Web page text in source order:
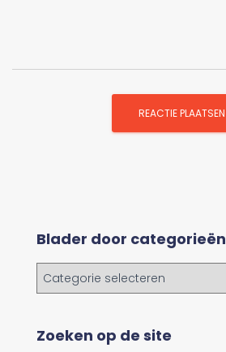
Blader door categorieën
l
e
Zoeken op de site